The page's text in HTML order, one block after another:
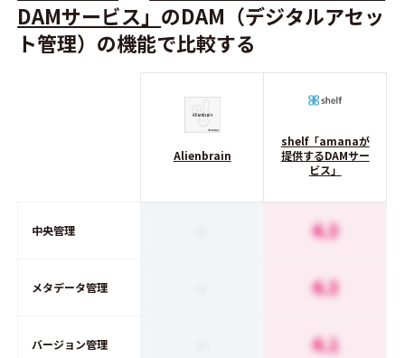
DAMサービス」 のDAM（デジタルアセッ
ト管理）の機能で比較する
Alienbrain
shelf「amanaが
提供するDAMサー
ビス」
中央管理 4.3
メタデータ管理 4.3
バージョン管理 4.1